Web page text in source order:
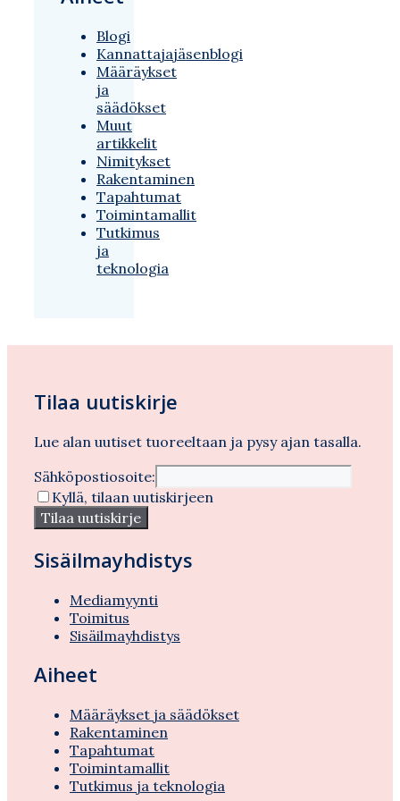
Blogi
Kannattajajäsenblogi
Määräykset
ja
säädökset
Muut
artikkelit
Nimitykset
Rakentaminen
Tapahtumat
Toimintamallit
Tutkimus
ja
teknologia
Tilaa uutiskirje
Lue alan uutiset tuoreeltaan ja pysy ajan tasalla.
Sähköpostiosoite:
Kyllä, tilaan uutiskirjeen
Sisäilmayhdistys
Mediamyynti
Toimitus
Sisäilmayhdistys
Aiheet
Määräykset ja säädökset
Rakentaminen
Tapahtumat
Toimintamallit
Tutkimus ja teknologia